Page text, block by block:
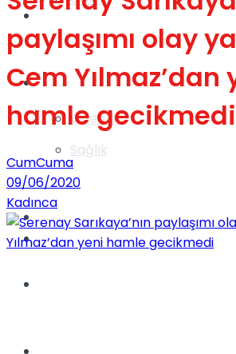
Videolar
Gündem
Gündem
Yaşam
Sağlık
TV
paylaşımı olay
Cem Yılmaz’dan
hamle gecikmedi
CumCuma
09/06/2020
Kadınca